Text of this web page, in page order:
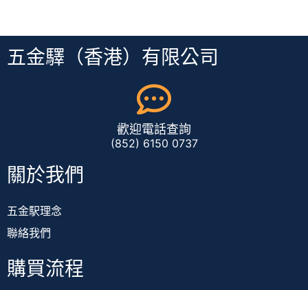
五金驛（香港）有限公司
歡迎電話查詢
(852) 6150 0737
關於我們
五金駅理念
聯絡我們
購買流程